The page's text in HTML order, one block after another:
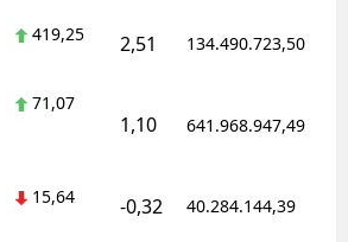
Batman
419,25 2,51 134.490.723,50
71,07
1,10 641.968.947,49
15,64 -0,32 40.284.144,39